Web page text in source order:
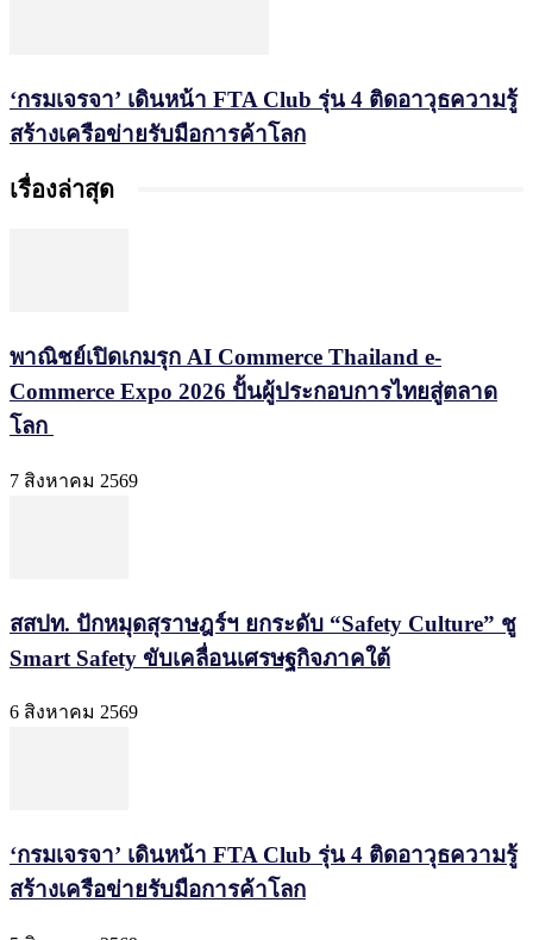
‘กรมเจรจา’ เดินหน้า FTA Club รุ่น 4 ติดอาวุธความรู้
สร้างเครือข่ายรับมือการค้าโลก
เรื่องล่าสุด
พาณิชย์เปิดเกมรุก AI Commerce Thailand e-
Commerce Expo 2026 ปั้นผู้ประกอบการไทยสู่ตลาด
โลก
7 สิงหาคม 2569
สสปท. ปักหมุดสุราษฎร์ฯ ยกระดับ “Safety Culture” ชู
Smart Safety ขับเคลื่อนเศรษฐกิจภาคใต้
6 สิงหาคม 2569
‘กรมเจรจา’ เดินหน้า FTA Club รุ่น 4 ติดอาวุธความรู้
สร้างเครือข่ายรับมือการค้าโลก